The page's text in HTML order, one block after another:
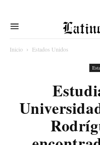
Inicio Estados Unidos